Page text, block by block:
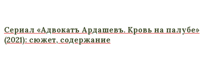
Сериал «Адвокатъ Ардашевъ. Кровь на палубе»
(2021): сюжет, содержание